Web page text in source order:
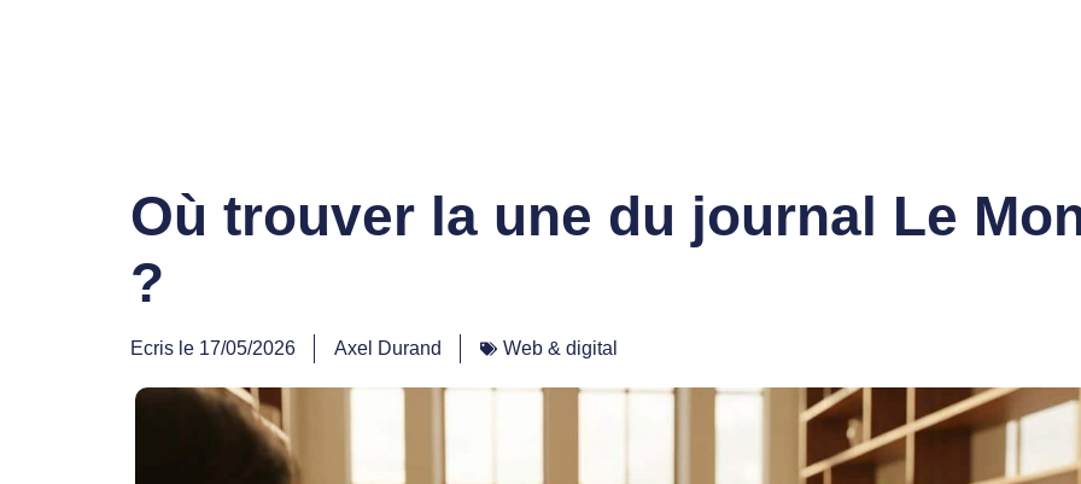
Où trouver la une du journal Le
?
Ecris le 17/05/2026 Axel Durand Web & digital